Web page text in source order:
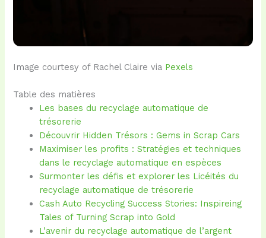
Image courtesy of Rachel Claire via Pexels
Table des matières
Les bases du recyclage automatique de
trésorerie
Découvrir Hidden Trésors : Gems in Scrap Cars
Maximiser les profits : Stratégies et techniques
dans le recyclage automatique en espèces
Surmonter les défis et explorer les Licéités du
recyclage automatique de trésorerie
Cash Auto Recycling Success Stories: Inspireing
Tales of Turning Scrap into Gold
L’avenir du recyclage automatique de l’argent